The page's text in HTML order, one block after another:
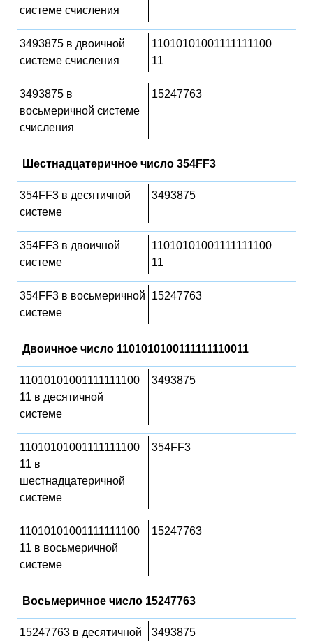
системе счисления
3493875 в двоичной
системе счисления
11010101001111111100
11
3493875 в
восьмеричной системе
счисления
15247763
Шестнадцатеричное число 354FF3
354FF3 в десятичной
системе
3493875
354FF3 в двоичной
системе
11010101001111111100
11
354FF3 в восьмеричной
системе
15247763
Двоичное число 1101010100111111110011
11010101001111111100
11 в десятичной
системе
3493875
11010101001111111100
11 в
шестнадцатеричной
системе
354FF3
11010101001111111100
11 в восьмеричной
системе
15247763
Восьмеричное число 15247763
15247763 в десятичной 3493875